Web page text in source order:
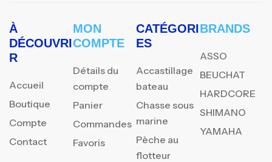
À
DÉCOUVRI
R
Accueil
Boutique
Compte
Contact
MON
COMPTE
Détails du
compte
Panier
Commandes
Favoris
CATÉGORI
ES
Accastillage
bateau
Chasse sous
marine
Pèche au
flotteur
BRANDS
ASSO
BEUCHAT
HARDCORE
SHIMANO
YAMAHA